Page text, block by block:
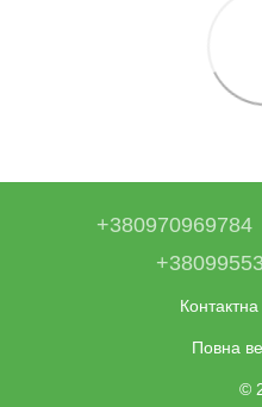
+380970969784
Повна
©